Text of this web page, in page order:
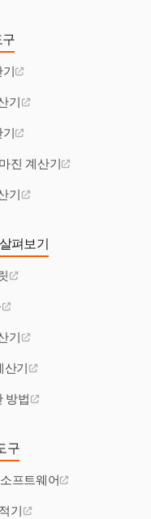
구
기
진 계산기
기
펴보기
기
산기
방법
구
프트웨어
기